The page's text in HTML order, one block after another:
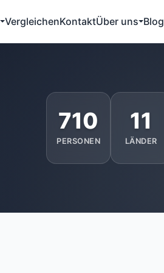
VergleichenKontaktÜber uns Blog
710
PERSONEN
11
LÄNDER